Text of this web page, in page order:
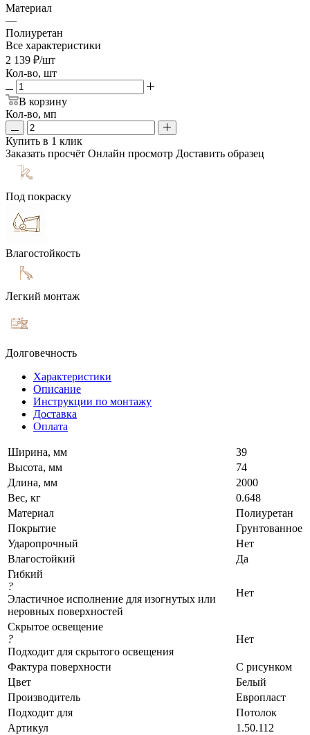
Материал
—
Полиуретан
Все характеристики
2 139 ₽/шт
Кол-во, шт
В корзину
Кол-во, мп
Купить в 1 клик
Заказать просчёт Онлайн просмотр Доставить образец
Под покраску
Влагостойкость
Легкий монтаж
Долговечность
Характеристики
Описание
Инструкции по монтажу
Доставка
Оплата
Ширина, мм
39
Высота, мм
74
Длина, мм
2000
Вес, кг
0.648
Материал
Полиуретан
Покрытие
Грунтованное
Ударопрочный
Нет
Влагостойкий
Да
Гибкий
?
Эластичное исполнение для изогнутых или
неровных поверхностей
Нет
Скрытое освещение
?
Подходит для скрытого освещения
Нет
Фактура поверхности
С рисунком
Цвет
Белый
Производитель
Европласт
Подходит для
Потолок
Артикул
1.50.112